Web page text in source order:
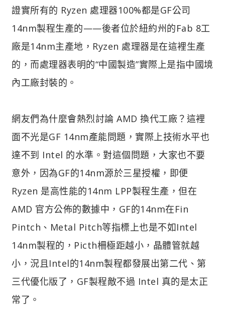
證實所有的 Ryzen 處理器100%都是GF公司
14nm製程生產的——後者位於紐約州的Fab 8工
廠是14nm主產地，Ryzen 處理器是在這裡生產
的，而處理器表明的“中國製造”實際上是指中國境
內工廠封裝的。
網友們為什麼會熱烈討論 AMD 換代工廠？這裡
面不光是GF 14nm產能問題，實際上技術水平也
達不到 Intel 的水準。對這個問題，大家也不要
意外，因為GF的14nm源於三星授權，即便
Ryzen 是高性能的14nm LPP製程生產，但在
AMD 官方公佈的數據中，GF的14nm在Fin
Pintch、Metal Pitch等指標上也是不如Intel
14nm製程的，Picth柵極距越小，晶體管就越
小，況且Intel的14nm製程都發展出第二代、第
三代優化版了，GF製程敵不過 Intel 真的是太正
常了。